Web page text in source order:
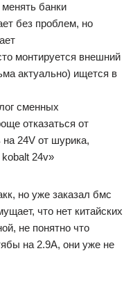
банки
без проблем, но
монтируется внешний
актуально) ищется в
сменных
отказаться от
на 24V от шурика,
24v»
но уже заказал бмс
что нет китайских
не понятно что
на 2.9А, они уже не